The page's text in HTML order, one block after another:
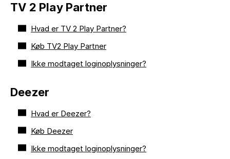
TV 2 Play Partner
Hvad er TV 2 Play Partner?
Køb TV2 Play Partner
Ikke modtaget loginoplysninger?
Deezer
Hvad er Deezer?
Køb Deezer
Ikke modtaget loginoplysninger?